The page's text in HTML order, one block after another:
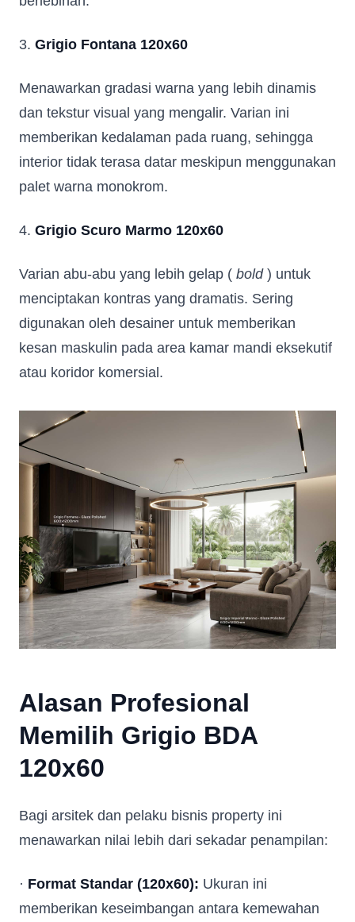
3. Grigio Fontana 120x60
Menawarkan gradasi warna yang lebih dinamis
dan tekstur visual yang mengalir. Varian ini
memberikan kedalaman pada ruang, sehingga
interior tidak terasa datar meskipun menggunakan
palet warna monokrom.
4. Grigio Scuro Marmo 120x60
Varian abu-abu yang lebih gelap ( bold) untuk
menciptakan kontras yang dramatis. Sering
digunakan oleh desainer untuk memberikan
kesan maskulin pada area kamar mandi eksekutif
atau koridor komersial.
Alasan Profesional
Memilih Grigio BDA
120x60
Bagi arsitek dan pelaku bisnis property ini
menawarkan nilai lebih dari sekadar penampilan:
· Format Standar (120x60): Ukuran ini
memberikan keseimbangan antara kemewahan